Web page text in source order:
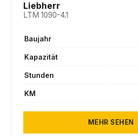
Liebherr
LTM 1090-4.1
Baujahr
Kapazität
Stunden
KM
MEHR SEHEN